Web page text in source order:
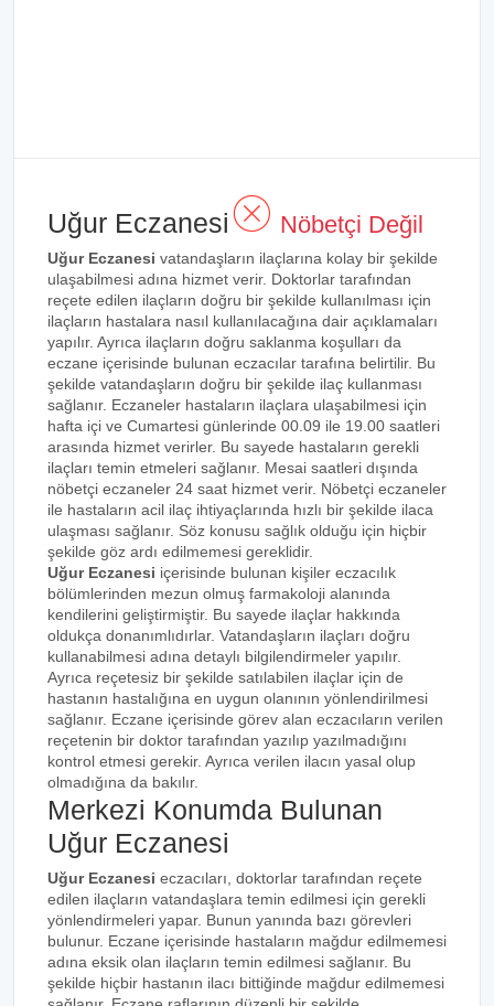
Uğur Eczanesi Nöbetçi Değil
Uğur Eczanesi vatandaşların ilaçlarına kolay bir şekilde
ulaşabilmesi adına hizmet verir. Doktorlar tarafından
reçete edilen ilaçların doğru bir şekilde kullanılması için
ilaçların hastalara nasıl kullanılacağına dair açıklamaları
yapılır. Ayrıca ilaçların doğru saklanma koşulları da
eczane içerisinde bulunan eczacılar tarafına belirtilir. Bu
şekilde vatandaşların doğru bir şekilde ilaç kullanması
sağlanır. Eczaneler hastaların ilaçlara ulaşabilmesi için
hafta içi ve Cumartesi günlerinde 00.09 ile 19.00 saatleri
arasında hizmet verirler. Bu sayede hastaların gerekli
ilaçları temin etmeleri sağlanır. Mesai saatleri dışında
nöbetçi eczaneler 24 saat hizmet verir. Nöbetçi eczaneler
ile hastaların acil ilaç ihtiyaçlarında hızlı bir şekilde ilaca
ulaşması sağlanır. Söz konusu sağlık olduğu için hiçbir
şekilde göz ardı edilmemesi gereklidir.
Uğur Eczanesi içerisinde bulunan kişiler eczacılık
bölümlerinden mezun olmuş farmakoloji alanında
kendilerini geliştirmiştir. Bu sayede ilaçlar hakkında
oldukça donanımlıdırlar. Vatandaşların ilaçları doğru
kullanabilmesi adına detaylı bilgilendirmeler yapılır.
Ayrıca reçetesiz bir şekilde satılabilen ilaçlar için de
hastanın hastalığına en uygun olanının yönlendirilmesi
sağlanır. Eczane içerisinde görev alan eczacıların verilen
reçetenin bir doktor tarafından yazılıp yazılmadığını
kontrol etmesi gerekir. Ayrıca verilen ilacın yasal olup
olmadığına da bakılır.
Merkezi Konumda Bulunan
Uğur Eczanesi
Uğur Eczanesi eczacıları, doktorlar tarafından reçete
edilen ilaçların vatandaşlara temin edilmesi için gerekli
yönlendirmeleri yapar. Bunun yanında bazı görevleri
bulunur. Eczane içerisinde hastaların mağdur edilmemesi
adına eksik olan ilaçların temin edilmesi sağlanır. Bu
şekilde hiçbir hastanın ilacı bittiğinde mağdur edilmemesi